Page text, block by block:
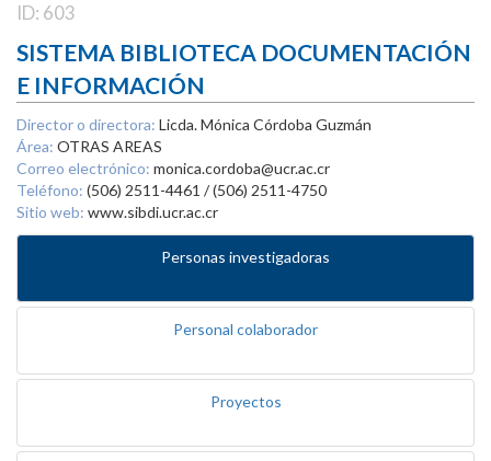
ID: 603
SISTEMA BIBLIOTECA DOCUMENTACIÓN
E INFORMACIÓN
Director o directora: Licda. Mónica Córdoba Guzmán
Área: OTRAS AREAS
Correo electrónico: monica.cordoba@ucr.ac.cr
Teléfono: (506) 2511-4461 / (506) 2511-4750
Sitio web: www.sibdi.ucr.ac.cr
Personas investigadoras
Personal colaborador
Proyectos